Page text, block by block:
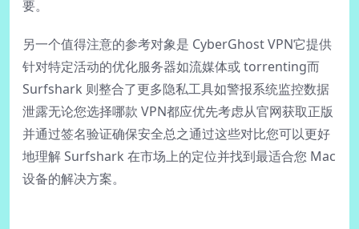
要。
另一个值得注意的参考对象是 CyberGhost VPN它提供
针对特定活动的优化服务器如流媒体或 torrenting而
Surfshark 则整合了更多隐私工具如警报系统监控数据
泄露无论您选择哪款 VPN都应优先考虑从官网获取正版
并通过签名验证确保安全总之通过这些对比您可以更好
地理解 Surfshark 在市场上的定位并找到最适合您 Mac
设备的解决方案。